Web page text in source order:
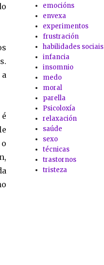
emocións
envexa
experimentos
frustración
habilidades sociais
infancia
insomnio
medo
moral
parella
Psicoloxía
relaxación
saúde
sexo
técnicas
trastornos
tristeza